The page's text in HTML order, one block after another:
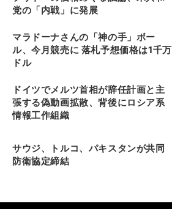
党の「内戦」に発展
マラドーナさんの「神の手」ボー
ル、今月競売に 落札予想価格は1千万
ドル
ドイツでメルツ首相が辞任計画と主
張する偽動画拡散、背後にロシア系
情報工作組織
サウジ、トルコ、パキスタンが共同
防衛協定締結